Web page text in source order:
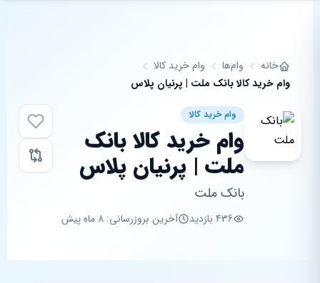
خانه وام‌ها
وام خرید کالا
وام خرید کالا بانک ملت | پرنیان پلاس
وام خرید کالا
وام خرید کالا بانک
ملت | پرنیان پلاس
بانک ملت
436 بازدید آخرین بروزرسانی: 8 ماه پیش